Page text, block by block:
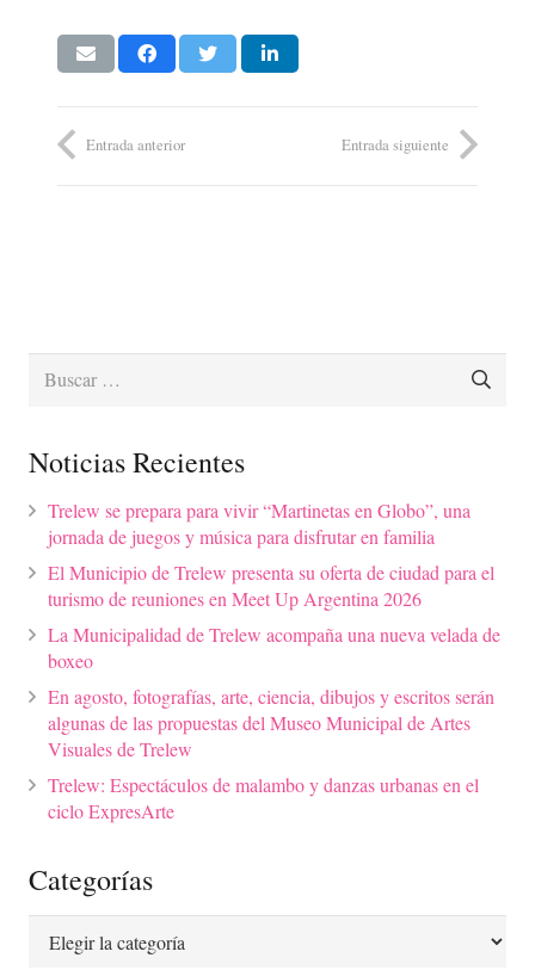
Entrada anterior Entrada siguiente
Buscar:
Noticias Recientes
Trelew se prepara para vivir “Martinetas en Globo”, una
jornada de juegos y música para disfrutar en familia
El Municipio de Trelew presenta su oferta de ciudad para el
turismo de reuniones en Meet Up Argentina 2026
La Municipalidad de Trelew acompaña una nueva velada de
boxeo
En agosto, fotografías, arte, ciencia, dibujos y escritos serán
algunas de las propuestas del Museo Municipal de Artes
Visuales de Trelew
Trelew: Espectáculos de malambo y danzas urbanas en el
ciclo ExpresArte
Categorías